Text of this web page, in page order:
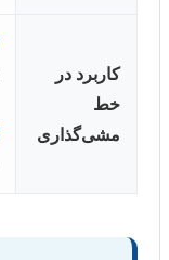
کاربرد در
خط
مشی‌گذاری